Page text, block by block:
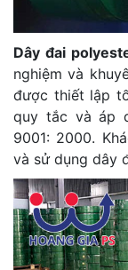
Dây đai
nghiệm và
được thiết lập
quy tắc và áp
9001: 2000.
và sử dụng dây